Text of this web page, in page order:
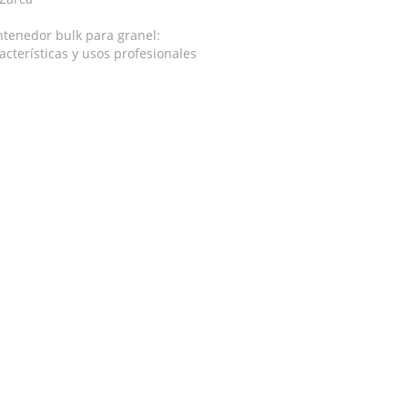
bulk para granel:
y usos profesionales